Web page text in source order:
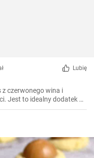
Lubię
z czerwonego wina i
Jest to idealny dodatek do
wołowa lub kotlety